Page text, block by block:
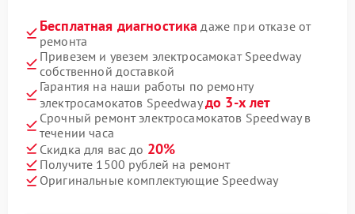
Бесплатная диагностика даже при отказе от
ремонта
Привезем и увезем электросамокат Speedway
собственной доставкой
Гарантия на наши работы по ремонту
электросамокатов Speedwayдо 3-х лет
Срочный ремонт электросамокатов Speedway в
течении часа
Скидка для вас до 20%
Получите 1500 рублей на ремонт
Оригинальные комплектующие Speedway